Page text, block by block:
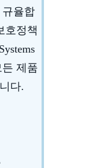
규율합
호정책
제품
다.